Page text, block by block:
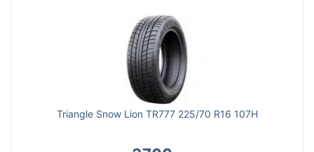
Triangle Snow Lion TR777 225/70 R16 107H